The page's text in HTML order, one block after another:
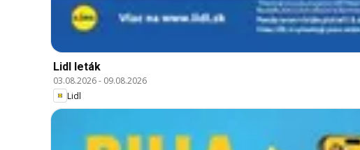
Lidl leták
03.08.2026- 09.08.2026
Lidl